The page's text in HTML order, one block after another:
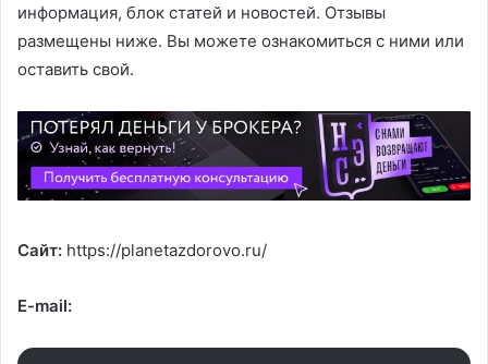
информация, блок статей и новостей. Отзывы
размещены ниже. Вы можете ознакомиться с ними или
оставить свой.
Cайт: https://planetazdorovo.ru/
E-mail: